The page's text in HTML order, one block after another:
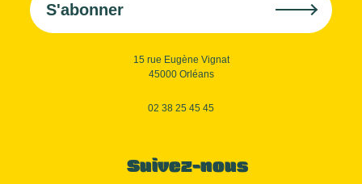
S'abonner
15 rue Eugène Vignat
45000 Orléans
02 38 25 45 45
Suivez-nous